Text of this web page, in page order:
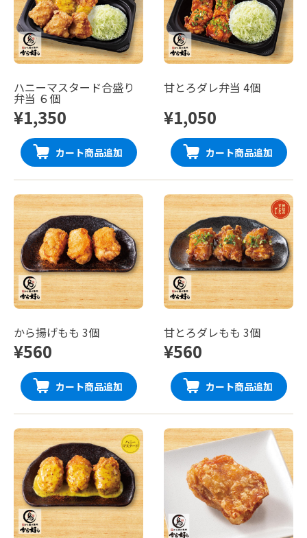
ハニーマスタード合盛り
弁当 ６個
¥1,350
カート商品追加
甘とろダレ弁当 4個
¥1,050
カート商品追加
から揚げもも 3個
¥560
カート商品追加
甘とろダレもも 3個
¥560
カート商品追加